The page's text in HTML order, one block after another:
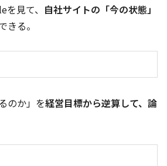
見て、 自社サイトの「今の状態」
きる。
のか」を経営目標から逆算して、論